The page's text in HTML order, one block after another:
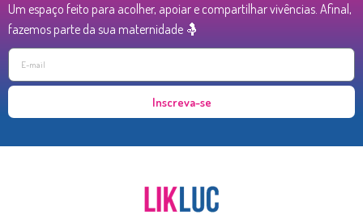
Um espaço feito para acolher, apoiar e compartilhar vivências. Afinal,
fazemos parte da sua maternidade 🤱
Inscreva-se